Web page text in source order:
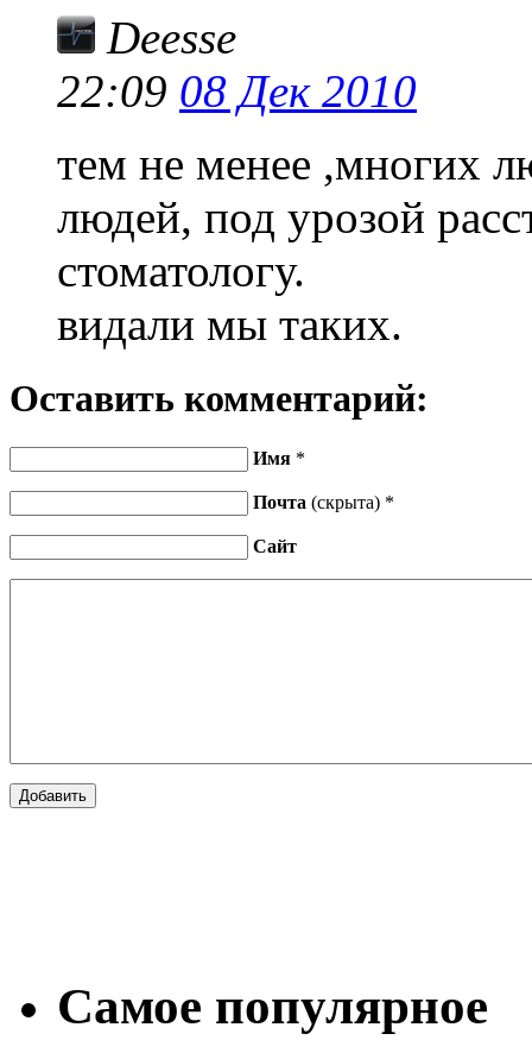
Deesse
22:09 08 Дек 2010
тем не менее ,многих
людей, под урозой
стоматологу.
видали мы таких.
Оставить комментарий:
Имя *
Почта (скрыта) *
Сайт
Самое популярное